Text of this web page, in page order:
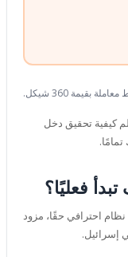
كيفية تحقيق دخل
فعليًا؟
نظام احترافي حقًا، مزود
إسرائيل.